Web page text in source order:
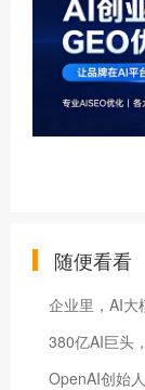
随便看看
企业里，AI大
380亿AI巨头
OpenAI创始